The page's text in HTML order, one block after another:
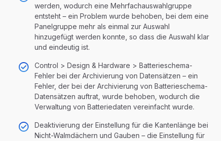
werden, wodurch eine Mehrfachauswahlgruppe
entsteht – ein Problem wurde behoben, bei dem eine
Panelgruppe mehr als einmal zur Auswahl
hinzugefügt werden konnte, so dass die Auswahl klar
und eindeutig ist.
Control > Design & Hardware > Batterieschema-
Fehler bei der Archivierung von Datensätzen – ein
Fehler, der bei der Archivierung von Batterieschema-
Datensätzen auftrat, wurde behoben, wodurch die
Verwaltung von Batteriedaten vereinfacht wurde.
Deaktivierung der Einstellung für die Kantenlänge bei
Nicht-Walmdächern und Gauben – die Einstellung für